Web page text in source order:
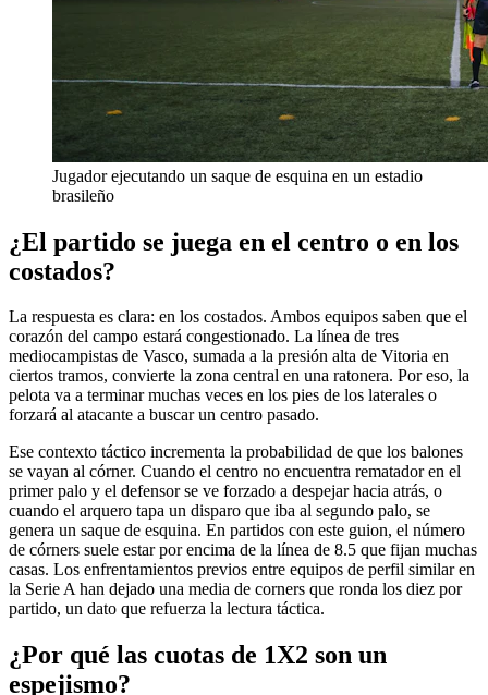
Jugador ejecutando un saque de esquina en un estadio
brasileño
¿El partido se juega en el centro o en los
costados?
La respuesta es clara: en los costados. Ambos equipos saben que el
corazón del campo estará congestionado. La línea de tres
mediocampistas de Vasco, sumada a la presión alta de Vitoria en
ciertos tramos, convierte la zona central en una ratonera. Por eso, la
pelota va a terminar muchas veces en los pies de los laterales o
forzará al atacante a buscar un centro pasado.
Ese contexto táctico incrementa la probabilidad de que los balones
se vayan al córner. Cuando el centro no encuentra rematador en el
primer palo y el defensor se ve forzado a despejar hacia atrás, o
cuando el arquero tapa un disparo que iba al segundo palo, se
genera un saque de esquina. En partidos con este guion, el número
de córners suele estar por encima de la línea de 8.5 que fijan muchas
casas. Los enfrentamientos previos entre equipos de perfil similar en
la Serie A han dejado una media de corners que ronda los diez por
partido, un dato que refuerza la lectura táctica.
¿Por qué las cuotas de 1X2 son un
espejismo?